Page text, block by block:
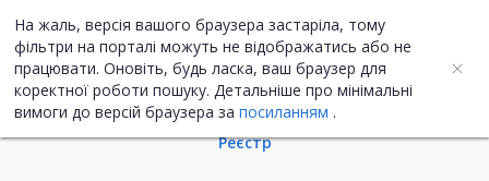
На жаль, версія вашого браузера застаріла, тому
фільтри на порталі можуть не відображатись або не
працювати. Оновіть, будь ласка, ваш браузер для
коректної роботи пошуку. Детальніше про мінімальні
вимоги до версій браузера за посиланням .
UA ENG
Інформація про закупівлю
Реєстр